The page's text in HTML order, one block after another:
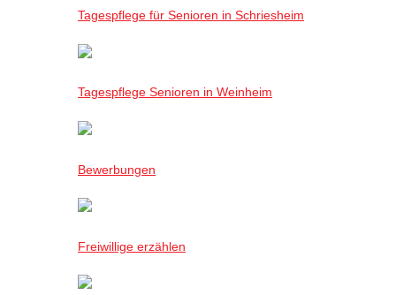
Tagespflege für Senioren in Schriesheim
Tagespflege Senioren in Weinheim
Bewerbungen
Freiwillige erzählen